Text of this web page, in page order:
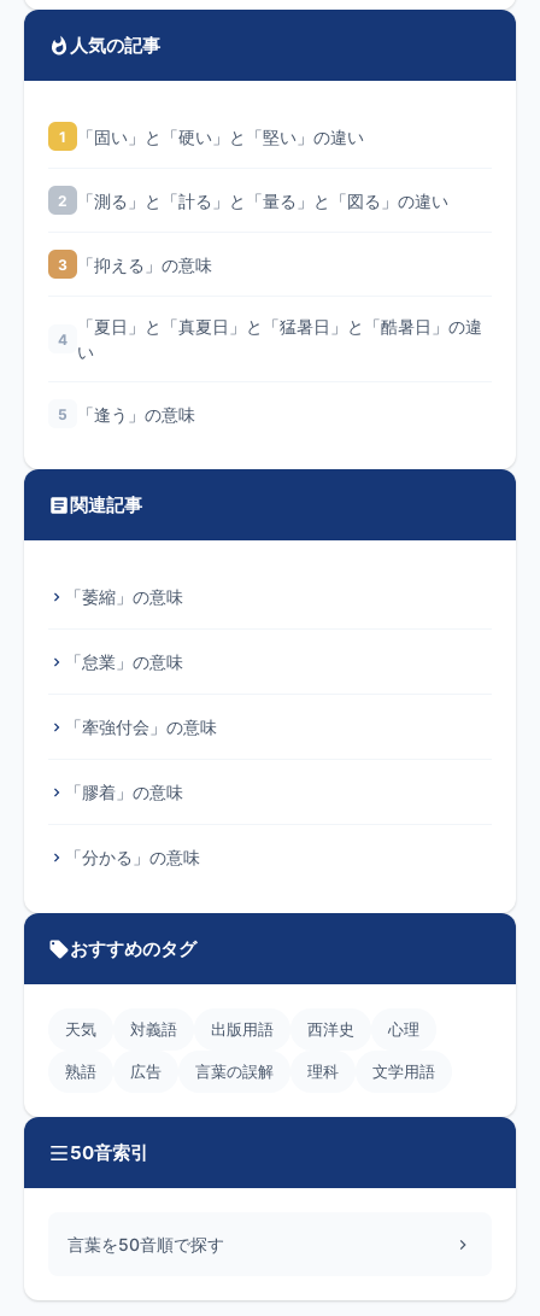
人気の記事
1 「固い」と「硬い」と「堅い」の違い
2 「測る」と「計る」と「量る」と「図る」の違い
3 「抑える」の意味
4
「夏日」と「真夏日」と「猛暑日」と「酷暑日」の違
い
5 「逢う」の意味
関連記事
「萎縮」の意味
「怠業」の意味
「牽強付会」の意味
「膠着」の意味
「分かる」の意味
おすすめのタグ
天気 対義語 出版用語 西洋史 心理
熟語 広告 言葉の誤解 理科 文学用語
50音索引
言葉を50音順で探す